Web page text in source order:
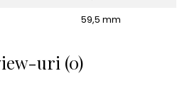
59,5 mm
uri (0)